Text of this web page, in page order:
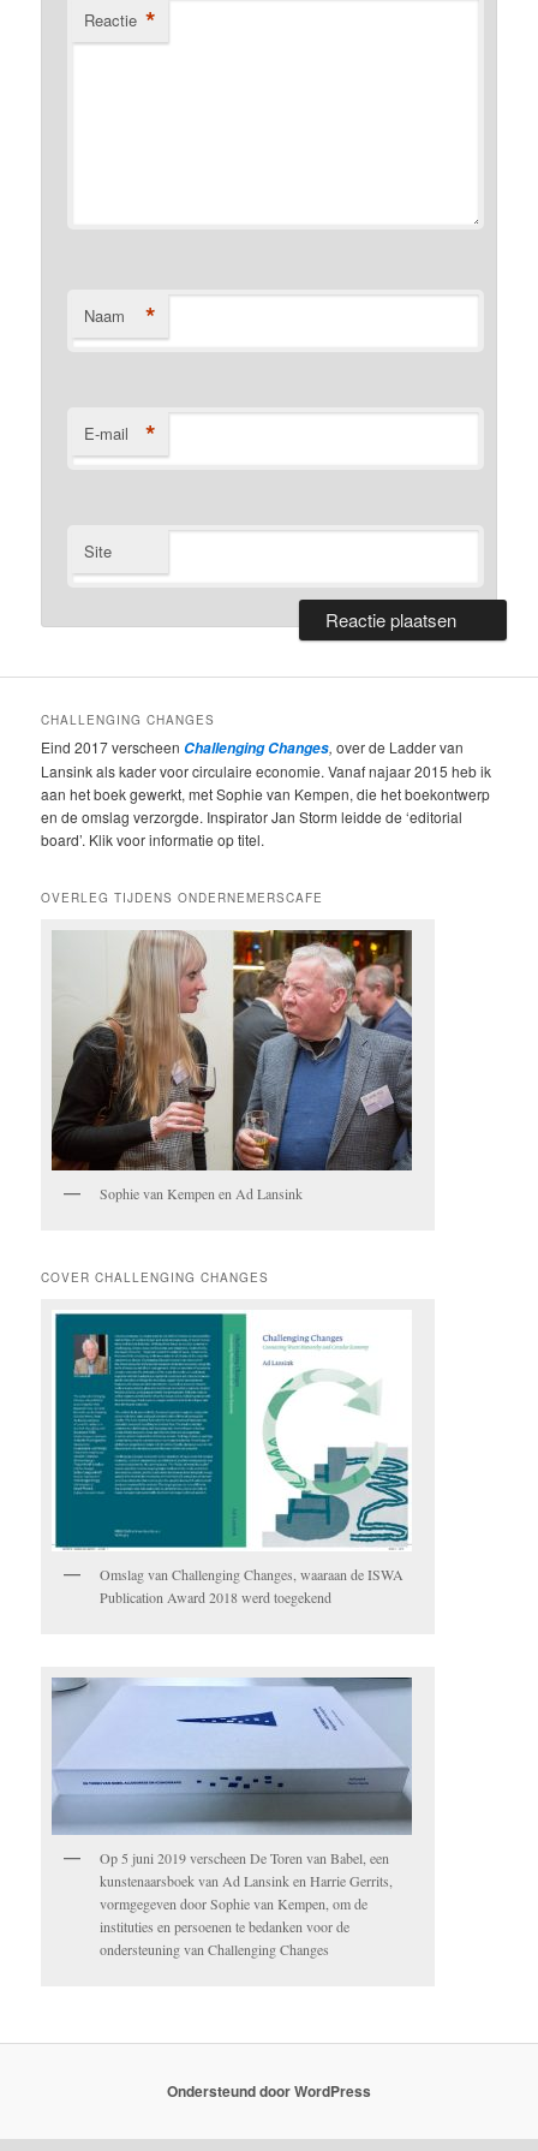
Reactie *
Naam *
E-mail *
Site
CHALLENGING CHANGES
Eind 2017 verscheen Challenging Changes, over de Ladder van
Lansink als kader voor circulaire economie. Vanaf najaar 2015 heb ik
aan het boek gewerkt, met Sophie van Kempen, die het boekontwerp
en de omslag verzorgde. Inspirator Jan Storm leidde de ‘editorial
board’. Klik voor informatie op titel.
OVERLEG TIJDENS ONDERNEMERSCAFE
Sophie van Kempen en Ad Lansink
COVER CHALLENGING CHANGES
Omslag van Challenging Changes, waaraan de ISWA
Publication Award 2018 werd toegekend
Op 5 juni 2019 verscheen De Toren van Babel, een
kunstenaarsboek van Ad Lansink en Harrie Gerrits,
vormgegeven door Sophie van Kempen, om de
instituties en persoenen te bedanken voor de
ondersteuning van Challenging Changes
Ondersteund door WordPress